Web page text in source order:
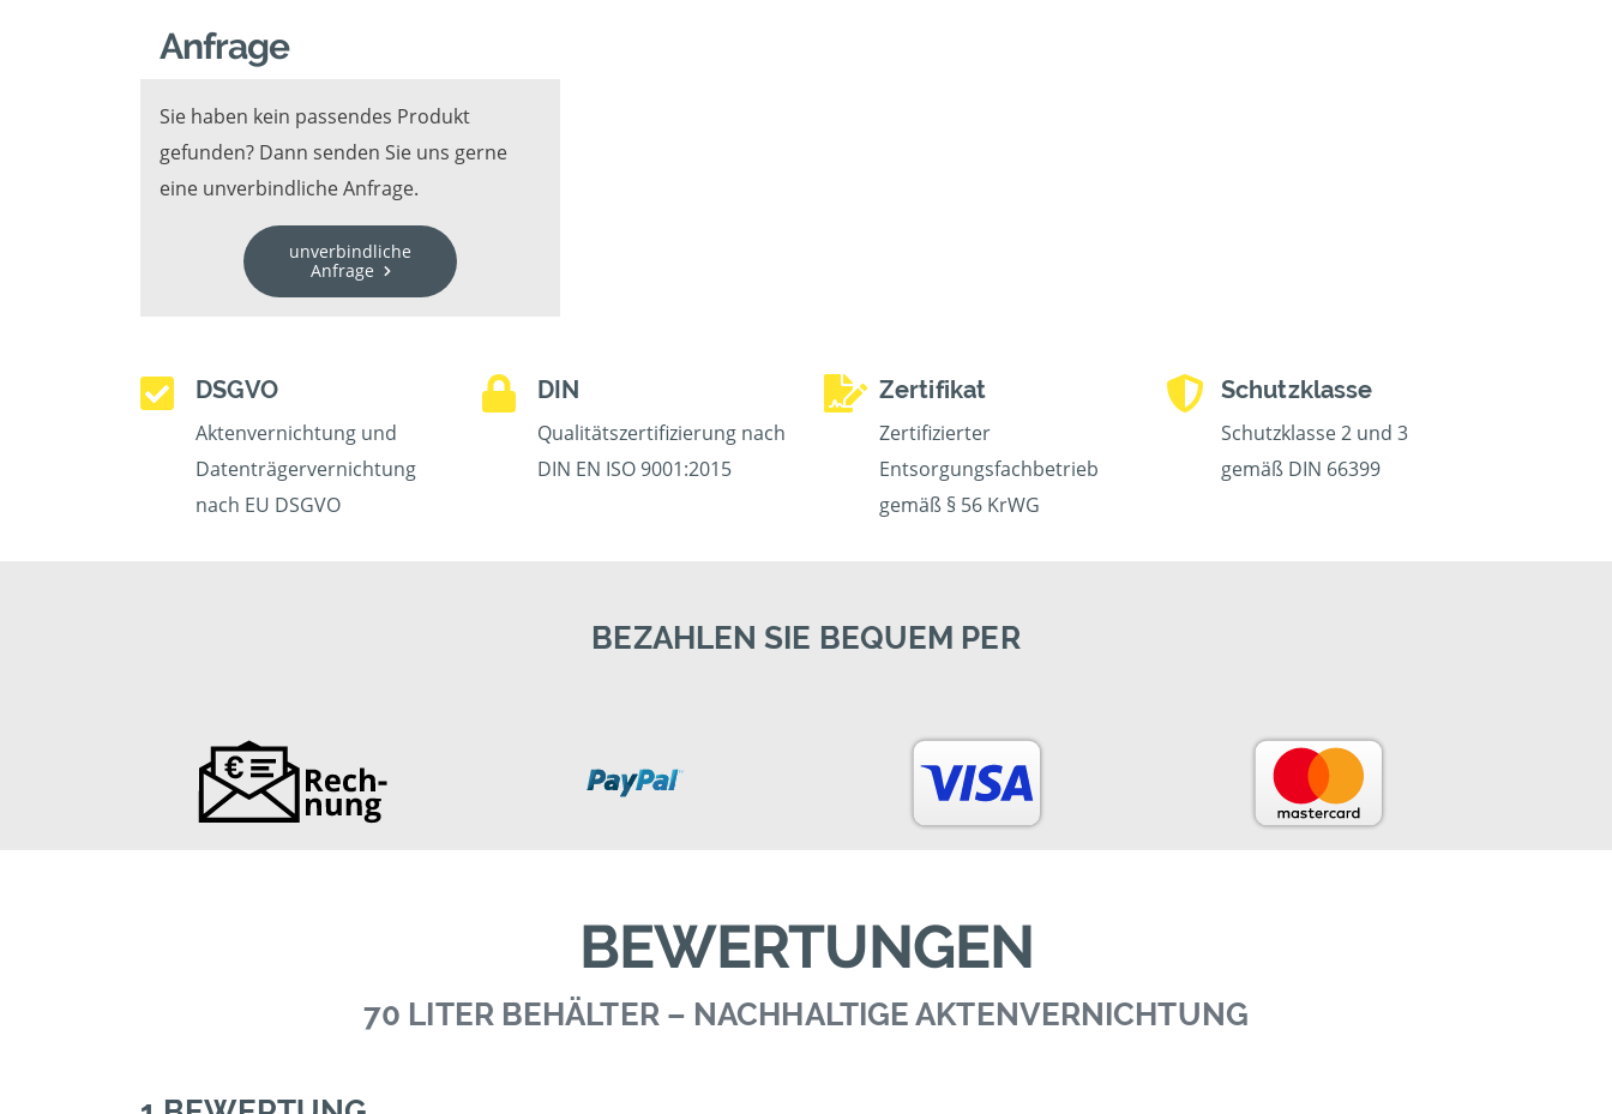
Anfrage
Sie haben kein passendes Produkt
gefunden? Dann senden Sie uns gerne
eine unverbindliche Anfrage.
unverbindliche
Anfrage
DSGVO
Aktenvernichtung und
Datenträgervernichtung
nach EU DSGVO
DIN
Qualitätszertifizierung nach
DIN EN ISO 9001:2015
Zertifikat
Zertifizierter
Entsorgungsfachbetrieb
gemäß § 56 KrWG
Schutzklasse
Schutzklasse 2 und 3
gemäß DIN 66399
BEZAHLEN SIE BEQUEM PER
BEWERTUNGEN
70 LITER BEHÄLTER – NACHHALTIGE AKTENVERNICHTUNG